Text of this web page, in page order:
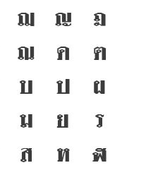
Tejasen (๑๗ ธันวาคม พ.ศ.
)
ฌ ญ
ฎ
ณ ด
ต
บ ป
ผ
ม ย
ร
ส ห
ฬ